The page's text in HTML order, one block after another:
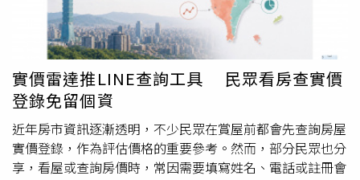
實價雷達推LINE查詢工具 民眾看房查實價
登錄免留個資
近年房市資訊逐漸透明，不少民眾在賞屋前都會先查詢房屋
實價登錄，作為評估價格的重要參考。然而，部分民眾也分
享，看屋或查詢房價時，常因需要填寫姓名、電話或註冊會